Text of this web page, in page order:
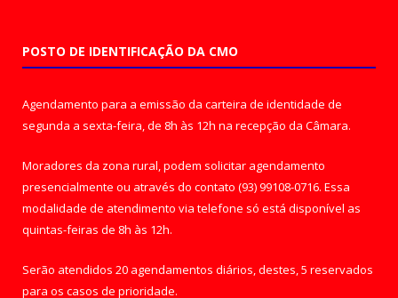
POSTO DE IDENTIFICAÇÃO DA CMO
Agendamento para a emissão da carteira de identidade de
segunda a sexta-feira, de 8h às 12h na recepção da Câmara.
Moradores da zona rural, podem solicitar agendamento
presencialmente ou através do contato (93) 99108-0716. Essa
modalidade de atendimento via telefone só está disponível as
quintas-feiras de 8h às 12h.
Serão atendidos 20 agendamentos diários, destes, 5 reservados
para os casos de prioridade.